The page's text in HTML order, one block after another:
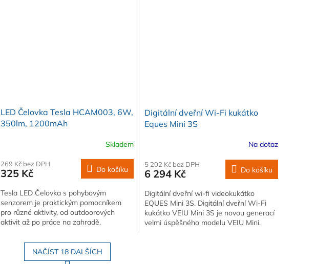
LED Čelovka Tesla HCAM003, 6W,
350lm, 1200mAh
Skladem
269 Kč bez DPH
325 Kč Do košíku
Tesla LED Čelovka s pohybovým
senzorem je praktickým pomocníkem
pro různé aktivity, od outdoorových
aktivit až po práce na zahradě.
Digitální dveřní Wi-Fi kukátko
Eques Mini 3S
Na dotaz
5 202 Kč bez DPH
6 294 Kč Do košíku
Digitální dveřní wi-fi videokukátko
EQUES Mini 3S. Digitální dveřní Wi-Fi
kukátko VEIU Mini 3S je novou generací
velmi úspěšného modelu VEIU Mini.
NAČÍST 18 DALŠÍCH